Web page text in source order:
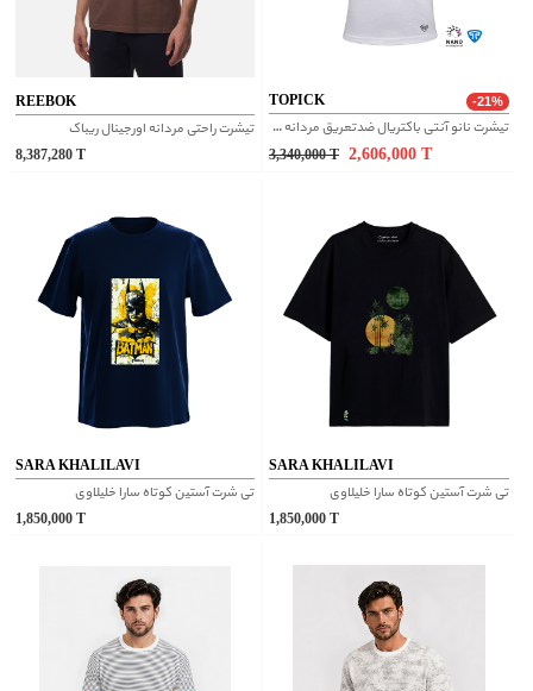
REEBOK
تیشرت راحتی مردانه اورجینال ریباک
8,387,280
TOPICK -21%
تیشرت نانو آنتی باکتریال ضدتعریق مردانه یقه گرد سفید
3,340,000 T 2,606,000
SARA KHALILAVI
تی شرت آستین کوتاه سارا خلیلاوی
1,850,000
SARA KHALILAVI
تی شرت آستین کوتاه سارا خلیلاوی
1,850,000